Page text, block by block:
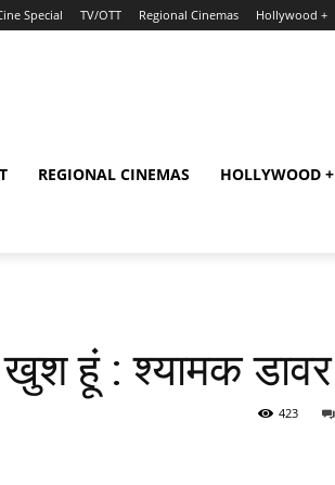
Special TV/OTT Regional Cinemas Hollywood +
REGIONAL CINEMAS HOLLYWOOD +
हूं : श्यामक डावर
423